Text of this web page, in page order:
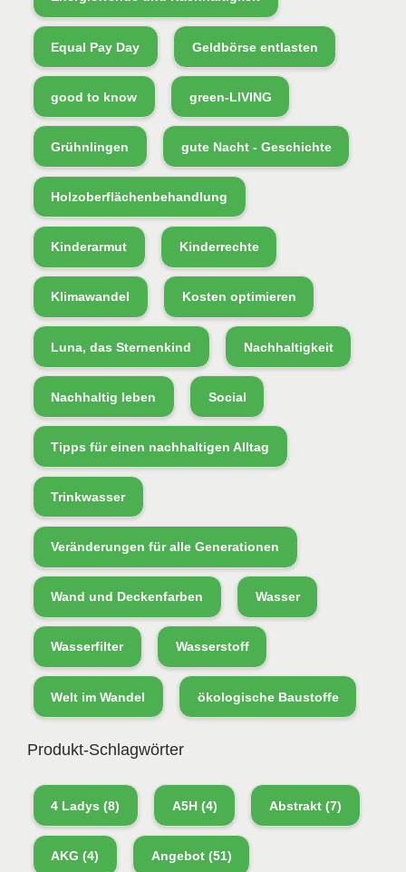
Equal Pay Day Geldbörse entlasten
good to know green-LIVING
Grühnlingen gute Nacht - Geschichte
Holzoberflächenbehandlung
Kinderarmut Kinderrechte
Klimawandel Kosten optimieren
Luna, das Sternenkind Nachhaltigkeit
Nachhaltig leben Social
Tipps für einen nachhaltigen Alltag
Trinkwasser
Veränderungen für alle Generationen
Wand und Deckenfarben Wasser
Wasserfilter Wasserstoff
Welt im Wandel ökologische Baustoffe
Produkt-Schlagwörter
4 Ladys (8) A5H(4) Abstrakt(7)
AKG (4) Angebot(51)